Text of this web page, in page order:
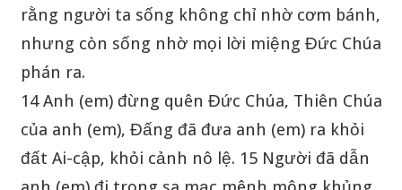
rằng người ta sống không chỉ nhờ cơm bánh,
nhưng còn sống nhờ mọi lời miệng Đức Chúa
phán ra.
14 Anh (em) đừng quên Đức Chúa, Thiên Chúa
của anh (em), Đấng đã đưa anh (em) ra khỏi
đất Ai-cập, khỏi cảnh nô lệ. 15 Người đã dẫn